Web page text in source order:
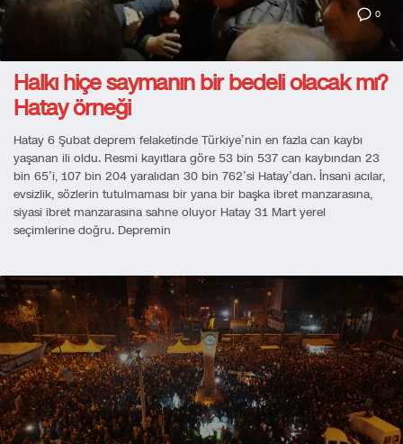
0
Halkı hiçe saymanın bir bedeli olacak mı?
Hatay örneği
Hatay 6 Şubat deprem felaketinde Türkiye’nin en fazla can kaybı
yaşanan ili oldu. Resmi kayıtlara göre 53 bin 537 can kaybından 23
bin 65’i, 107 bin 204 yaralıdan 30 bin 762’si Hatay’dan. İnsani acılar,
evsizlik, sözlerin tutulmaması bir yana bir başka ibret manzarasına,
siyasi ibret manzarasına sahne oluyor Hatay 31 Mart yerel
seçimlerine doğru. Depremin